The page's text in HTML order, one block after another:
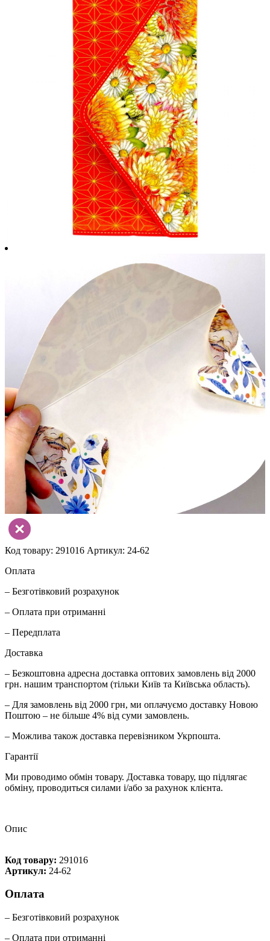
Код товару: 291016 Артикул: 24-62
Оплата
– Безготівковий розрахунок
– Оплата при отриманні
– Передплата
Доставка
– Безкоштовна адресна доставка оптових замовлень від 2000
грн. нашим транспортом (тільки Київ та Київська область).
– Для замовлень від 2000 грн, ми оплачуємо доставку Новою
Поштою – не більше 4% від суми замовлень.
– Можлива також доставка перевізником Укрпошта.
Гарантії
Ми проводимо обмін товару. Доставка товару, що підлягає
обміну, проводиться силами і/або за рахунок клієнта.
Опис
Код товару: 291016
Артикул: 24-62
Оплата
– Безготівковий розрахунок
– Оплата при отриманні